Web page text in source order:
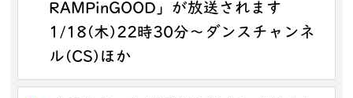
RAMPinGOOD」が放送されます
1/18(木)22時30分～ダンスチャンネ
ル(CS)ほか